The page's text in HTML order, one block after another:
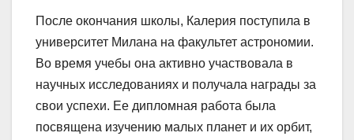
После окончания школы, Калерия поступила в
университет Милана на факультет астрономии.
Во время учебы она активно участвовала в
научных исследованиях и получала награды за
свои успехи. Ее дипломная работа была
посвящена изучению малых планет и их орбит,